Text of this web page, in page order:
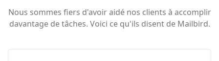
Nous sommes fiers d'avoir aidé nos clients à accomplir
davantage de tâches. Voici ce qu'ils disent de Mailbird.